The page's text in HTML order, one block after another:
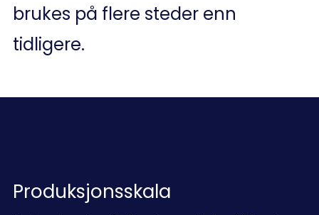
brukes på flere steder enn
tidligere.
Produksjonsskala